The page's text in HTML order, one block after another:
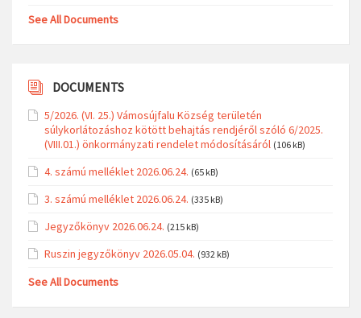
See All Documents
DOCUMENTS
5/2026. (VI. 25.) Vámosújfalu Község területén
súlykorlátozáshoz kötött behajtás rendjéről szóló 6/2025.
(VIII.01.) önkormányzati rendelet módosításáról (106 kB)
4. számú melléklet 2026.06.24. (65 kB)
3. számú melléklet 2026.06.24. (335 kB)
Jegyzőkönyv 2026.06.24. (215 kB)
Ruszin jegyzőkönyv 2026.05.04. (932 kB)
See All Documents